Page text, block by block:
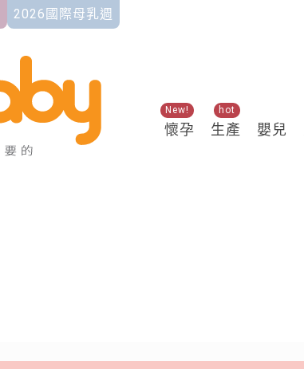
2026國際母乳週
懷孕
New!
生產
hot
嬰兒
關鍵熱搜